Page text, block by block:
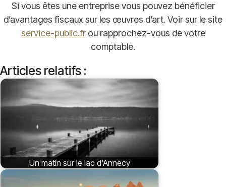
Si vous êtes une entreprise vous pouvez bénéficier
d’avantages fiscaux sur les œuvres d’art. Voir sur le site
service-public.frou rapprochez-vous de votre
comptable.
Articles relatifs :
Un matin sur le lac d'Annecy